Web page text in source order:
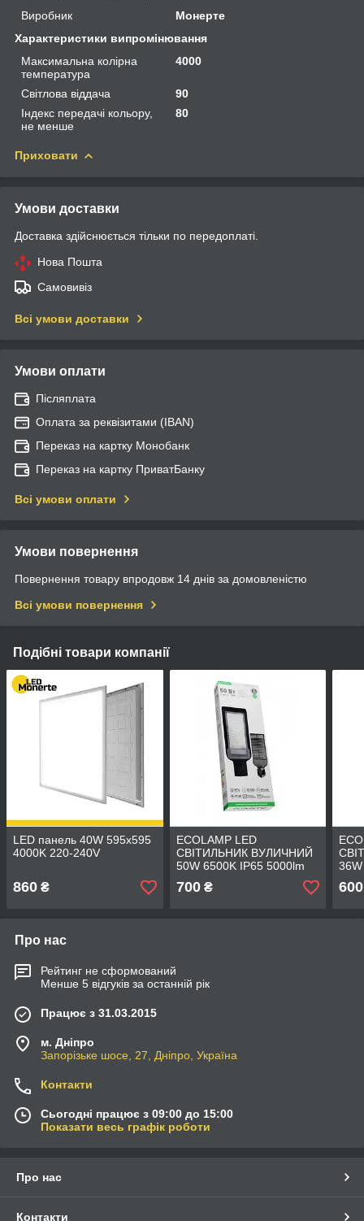
Виробник
Монерте
Характеристики випромінювання
Максимальна колірна
температура
4000
Світлова віддача
90
Індекс передачі кольору,
не менше
80
Приховати
Умови доставки
Доставка здійснюється тільки по передоплаті.
Нова Пошта
Самовивіз
Всі умови доставки
Умови оплати
Післяплата
Оплата за реквізитами (IBAN)
Переказ на картку Монобанк
Переказ на картку ПриватБанку
Всі умови оплати
Умови повернення
Повернення товару впродовж 14 днів за домовленістю
Всі умови повернення
Подібні товари компанії
LED панель 40W 595x595
4000K 220-240V
860 ₴
ECOLAMP LED
СВІТИЛЬНИК ВУЛИЧНИЙ
50W 6500K IP65 5000lm
700₴ 600
Про нас
Рейтинг не сформований
Менше 5 відгуків за останній рік
Працює з 31.03.2015
м. Дніпро
Запорізьке шосе, 27, Дніпро, Україна
Контакти
Сьогодні працює з 09:00 до 15:00
Показати весь графік роботи
Про нас
Контакти